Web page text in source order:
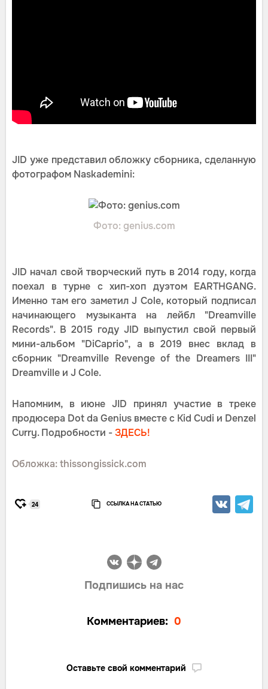
JID уже представил обложку сборника, сделанную
фотографом Naskademini:
Фото: genius.com
JID начал свой творческий путь в 2014 году, когда
поехал в турне с хип-хоп дуэтом EARTHGANG.
Именно там его заметил J Cole, который подписал
начинающего музыканта на лейбл "Dreamville
Records". В 2015 году JID выпустил свой первый
мини-альбом "DiCaprio", а в 2019 внес вклад в
сборник "Dreamville Revenge of the Dreamers III"
Dreamville и J Cole.
Напомним, в июне JID принял участие в треке
продюсера Dot da Genius вместе с Kid Cudi и Denzel
Curry. Подробности -ЗДЕСЬ!
Обложка: thissongissick.com
24 ССЫЛКА НА СТАТЬЮ
Подпишись на нас
Комментариев: 0
Оставьте свой комментарий